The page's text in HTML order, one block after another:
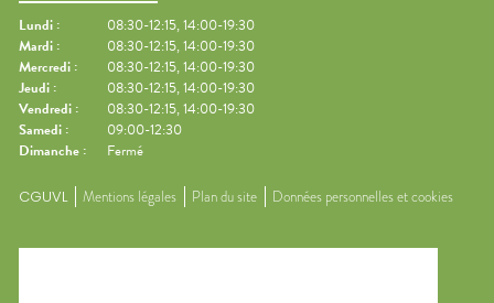
Lundi :
08:30-12:15, 14:00-19:30
Mardi :
08:30-12:15, 14:00-19:30
Mercredi :
08:30-12:15, 14:00-19:30
Jeudi :
08:30-12:15, 14:00-19:30
Vendredi :
08:30-12:15, 14:00-19:30
Samedi :
09:00-12:30
Dimanche : Fermé
CGUVL Mentions légales Plan du site Données personnelles et cookies